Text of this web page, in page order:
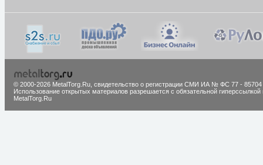
© 2000-2026 MetalTorg.Ru, cвидетельство о регистрации СМИ ИА № ФС 77 - 85704
Использование открытых материалов разрешается с обязательной гиперссылкой
MetalTorg.Ru